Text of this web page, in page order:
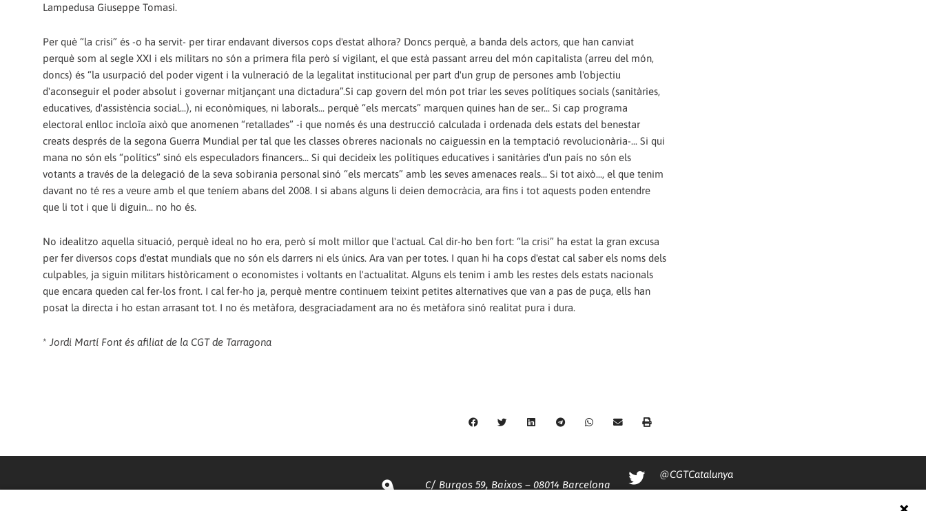
Lampedusa Giuseppe Tomasi.
Per què “la crisi” és -o ha servit- per tirar endavant diversos cops d'estat alhora? Doncs perquè, a banda dels actors, que han canviat
perquè som al segle XXI i els militars no són a primera fila però sí vigilant, el que està passant arreu del món capitalista (arreu del món,
doncs) és “la usurpació del poder vigent i la vulneració de la legalitat institucional per part d'un grup de persones amb l'objectiu
d'aconseguir el poder absolut i governar mitjançant una dictadura”.Si cap govern del món pot triar les seves polítiques socials (sanitàries,
educatives, d'assistència social...), ni econòmiques, ni laborals... perquè “els mercats” marquen quines han de ser... Si cap programa
electoral enlloc incloïa això que anomenen “retallades” -i que només és una destrucció calculada i ordenada dels estats del benestar
creats després de la segona Guerra Mundial per tal que les classes obreres nacionals no caiguessin en la temptació revolucionària-... Si qui
mana no són els “polítics” sinó els especuladors financers... Si qui decideix les polítiques educatives i sanitàries d'un país no són els
votants a través de la delegació de la seva sobirania personal sinó “els mercats” amb les seves amenaces reals... Si tot això..., el que tenim
davant no té res a veure amb el que teníem abans del 2008. I si abans alguns li deien democràcia, ara fins i tot aquests poden entendre
que li tot i que li diguin... no ho és.
No idealitzo aquella situació, perquè ideal no ho era, però sí molt millor que l'actual. Cal dir-ho ben fort: “la crisi” ha estat la gran excusa
per fer diversos cops d'estat mundials que no són els darrers ni els únics. Ara van per totes. I quan hi ha cops d'estat cal saber els noms dels
culpables, ja siguin militars històricament o economistes i voltants en l'actualitat. Alguns els tenim i amb les restes dels estats nacionals
que encara queden cal fer-los front. I cal fer-ho ja, perquè mentre continuem teixint petites alternatives que van a pas de puça, ells han
posat la directa i ho estan arrasant tot. I no és metàfora, desgraciadament ara no és metàfora sinó realitat pura i dura.
* Jordi Martí Font és afiliat de la CGT de Tarragona
C/ Burgos 59, Baixos – 08014 Barcelona
@CGTCatalunya